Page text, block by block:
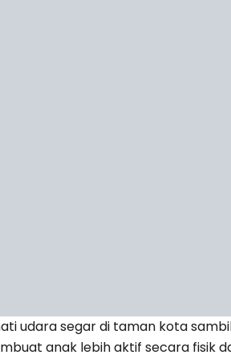
udara segar di taman kota
anak lebih aktif secara fisik